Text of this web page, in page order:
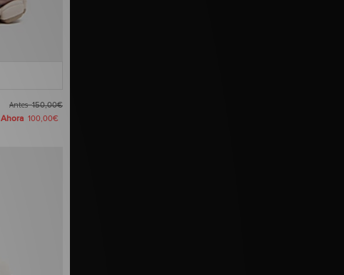
Antes150,00€
Ahora 100,00€